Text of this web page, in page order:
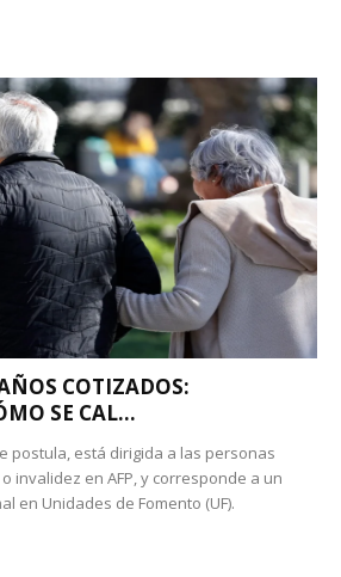
COTIZADOS:
SE CAL...
postula, está dirigida a las personas
invalidez en AFP, y corresponde a un
en Unidades de Fomento (UF).